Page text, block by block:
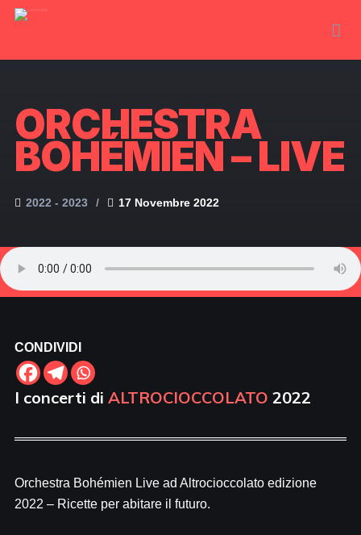
ORCHESTRA
BOHÉMIEN – LIVE
2022 - 2023 17 Novembre 2022
CONDIVIDI
I concerti di ALTROCIOCCOLATO 2022
Orchestra Bohémien Live ad Altrocioccolato edizione
2022 – Ricette per abitare il futuro.